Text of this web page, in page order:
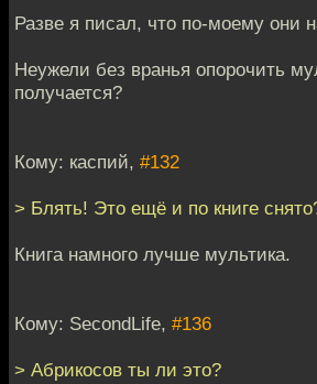
Разве я писал, что по-моему они
Неужели без вранья опорочить
получается?
Кому: каспий, #132
> Блять! Это ещё и по книге
Книга намного лучше мультика.
Кому: SecondLife, #136
> Абрикосов ты ли это?